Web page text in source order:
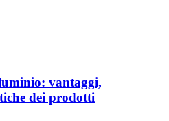
vantaggi,
dei prodotti